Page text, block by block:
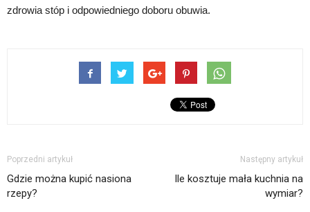
zdrowia stóp i odpowiedniego doboru obuwia.
Poprzedni artykuł
Gdzie można kupić nasiona
rzepy?
Następny artykuł
Ile kosztuje mała kuchnia na
wymiar?